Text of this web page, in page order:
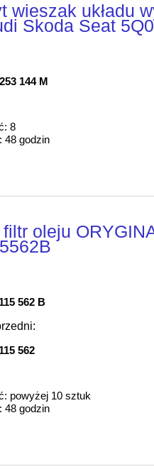
wieszak układu
Skoda Seat
144 M
8
48 godzin
filtr oleju
562 B
562
powyżej 10 sztuk
48 godzin